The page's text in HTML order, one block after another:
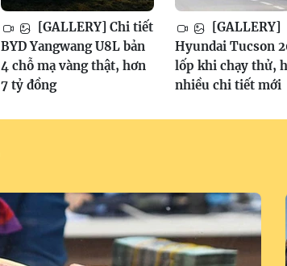
[GALLERY] Chi tiết
BYD Yangwang U8L bản
4 chỗ mạ vàng thật, hơn
7 tỷ đồng
[GALLERY]
Hyundai Tucson
lốp khi chạy thử,
nhiều chi tiết mới